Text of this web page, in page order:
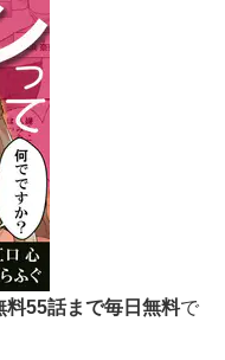
料55話まで毎日無料で